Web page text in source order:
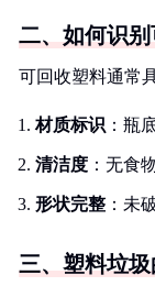
二、如何识
可回收塑料通常
材质标识 ：瓶
清洁度 ：无食
形状完整 ：未
三、塑料垃